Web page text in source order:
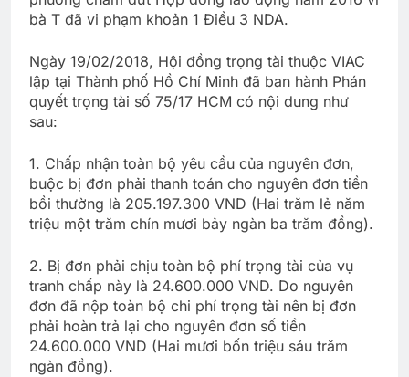
bà T đã vi phạm khoản 1 Điều 3 NDA.
Ngày 19/02/2018, Hội đồng trọng tài thuộc VIAC
lập tại Thành phố Hồ Chí Minh đã ban hành Phán
quyết trọng tài số 75/17 HCM có nội dung như
sau:
1. Chấp nhận toàn bộ yêu cầu của nguyên đơn,
buộc bị đơn phải thanh toán cho nguyên đơn tiền
bồi thường là 205.197.300 VND (Hai trăm lẻ năm
triệu một trăm chín mươi bảy ngàn ba trăm đồng).
2. Bị đơn phải chịu toàn bộ phí trọng tài của vụ
tranh chấp này là 24.600.000 VND. Do nguyên
đơn đã nộp toàn bộ chi phí trọng tài nên bị đơn
phải hoàn trả lại cho nguyên đơn số tiền
24.600.000 VND (Hai mươi bốn triệu sáu trăm
ngàn đồng).